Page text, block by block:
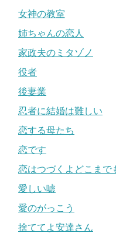
女神の教室
姉ちゃんの恋人
家政夫のミタゾノ
役者
後妻業
忍者に結婚は難しい
恋する母たち
恋です
恋はつづくよどこまで
愛しい嘘
愛のがっこう
捨ててよ安達さん